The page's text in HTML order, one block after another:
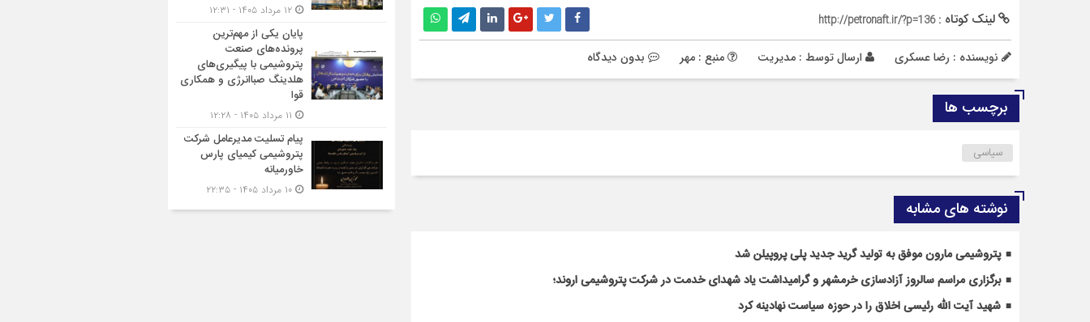
لینک کوتاه :http://petronaft.ir/?p=136
نویسنده : رضا عسکری ارسال توسط : مدیریت منبع : مهر بدون دیدگاه
برچسب ها
سیاسی
نوشته های مشابه
پتروشیمی مارون موفق به تولید گرید جدید پلی پروپیلن شد
برگزاری مراسم سالروز آزادسازی خرمشهر و گرامیداشت یاد شهدای خدمت در شرکت پتروشیمی اروند؛
شهید آیت الله رئیسی اخلاق را در حوزه سیاست نهادینه کرد
پایان یکی از مهم‌ترین
پرونده‌های صنعت
پتروشیمی با پیگیری‌های
هلدینگ صباانرژی و همکاری
قوا
پیام تسلیت مدیرعامل شرکت
پتروشیمی کیمیای پارس
خاورمیانه